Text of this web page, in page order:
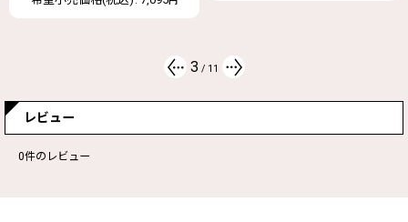
3 / 11
レビュー
0件のレビュー